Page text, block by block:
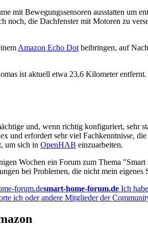
mit Bewegungssensoren ausstatten um
noch, die Dachfenster mit Motoren zu
Amazon Echo Dot beibringen, auf
ist aktuell etwa 23,6 Kilometer
und, wenn richtig konfiguriert, sehr
und erfordert sehr viel Fachkenntnisse,
um sich in OpenHAB einzuarbeiten.
Wochen ein Forum zum Thema
bei Problemen, die nicht mein eigenes
smart-home-forum.de Ich
ich oder andere Mitglieder der